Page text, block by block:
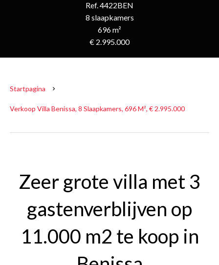
Ref. 4422BEN
8 slaapkamers
696 m²
€ 2.995.000
Startpagina
Verkoop Villa Benissa, 8 Slaapkamers, 696 M², € 2.995.000
Zeer grote villa met 3
gastenverblijven op
11.000 m2 te koop in